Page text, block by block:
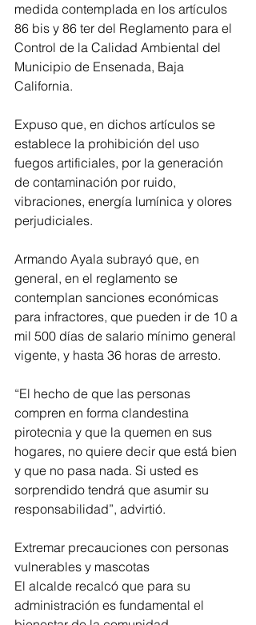
medida contemplada en los artículos
86 bis y 86 ter del Reglamento para el
Control de la Calidad Ambiental del
Municipio de Ensenada, Baja
California.
Expuso que, en dichos artículos se
establece la prohibición del uso
fuegos artificiales, por la generación
de contaminación por ruido,
vibraciones, energía lumínica y olores
perjudiciales.
Armando Ayala subrayó que, en
general, en el reglamento se
contemplan sanciones económicas
para infractores, que pueden ir de 10 a
mil 500 días de salario mínimo general
vigente, y hasta 36 horas de arresto.
“El hecho de que las personas
compren en forma clandestina
pirotecnia y que la quemen en sus
hogares, no quiere decir que está bien
y que no pasa nada. Si usted es
sorprendido tendrá que asumir su
responsabilidad”, advirtió.
Extremar precauciones con personas
vulnerables y mascotas
El alcalde recalcó que para su
administración es fundamental el